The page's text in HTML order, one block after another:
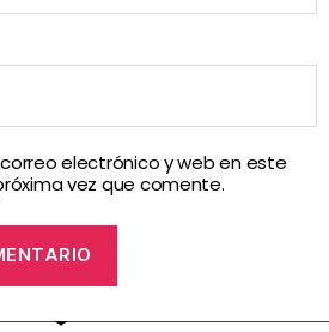
electrónico y web en este
vez que comente.